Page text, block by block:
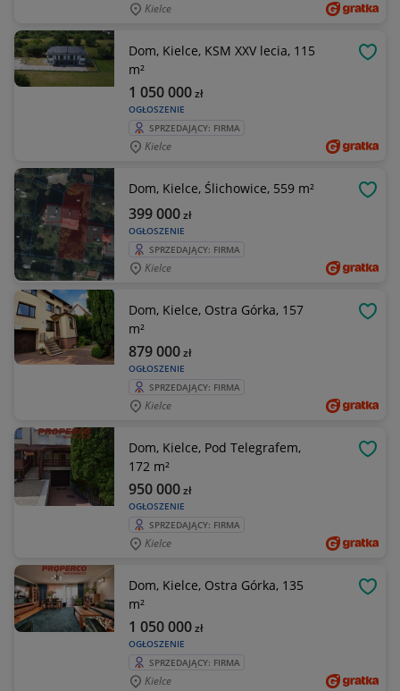
Kielce
Dom, Kielce, KSM XXV lecia, 115
m²
OGŁOSZENIE
1 050 000zł
SPRZEDAJĄCY: FIRMA
Kielce
Dom, Kielce, Ślichowice, 559 m²
OGŁOSZENIE
399 000zł
SPRZEDAJĄCY: FIRMA
Kielce
Dom, Kielce, Ostra Górka, 157
m²
OGŁOSZENIE
879 000zł
SPRZEDAJĄCY: FIRMA
Kielce
Dom, Kielce, Pod Telegrafem,
172 m²
OGŁOSZENIE
950 000zł
SPRZEDAJĄCY: FIRMA
Kielce
Dom, Kielce, Ostra Górka, 135
m²
OGŁOSZENIE
1 050 000zł
SPRZEDAJĄCY: FIRMA
Kielce